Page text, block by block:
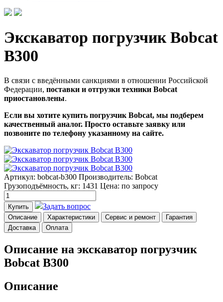
Экскаватор погрузчик Bobcat
B300
В связи с введёнными санкциями в отношении Российской
Федерации, поставки и отгрузки техники Bobcat
приостановлены.
Если вы хотите купить погрузчик Bobcat, мы подберем
качественный аналог. Просто оставьте заявку или
позвоните по телефону указанному на сайте.
Артикул: bobcat-b300 Производитель: Bobcat
Грузоподъёмность, кг: 1431 Цена: по запросу
Купить Задать вопрос
Описание Характеристики Сервис и ремонт
Гарантия
Доставка
Оплата
Описание на экскаватор погрузчик
Bobcat B300
Описание